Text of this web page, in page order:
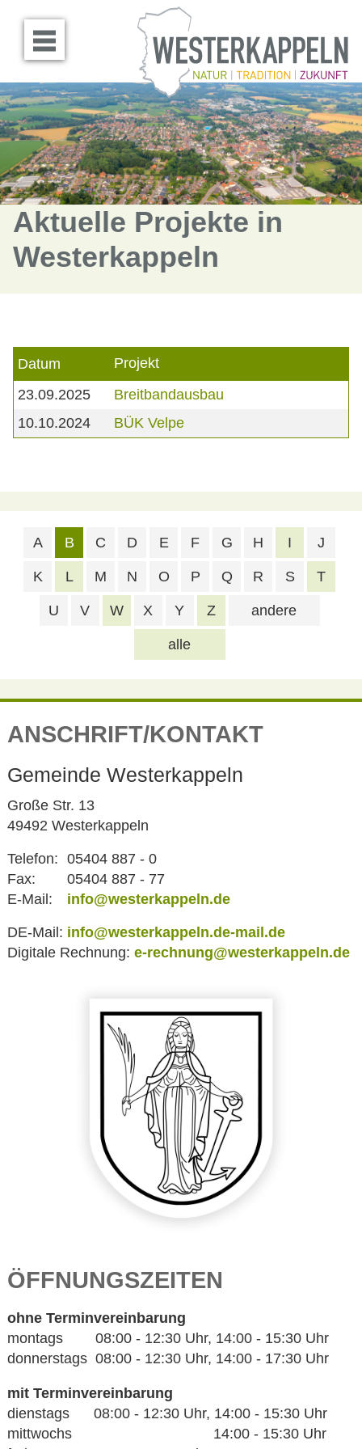
Menü öffnen
Aktuelle Projekte in
Westerkappeln
Datum
Projekt
23.09.2025
Breitbandausbau
10.10.2024
BÜK Velpe
alle
A B C D E F G H I J
K L M N O P Q R S T
U V W X Y Z andere
ANSCHRIFT/KONTAKT
Gemeinde Westerkappeln
Große Str. 13
49492 Westerkappeln
Telefon: 05404 887 - 0
Fax:
05404 887 - 77
E-Mail:
info@westerkappeln.de
DE-Mail: info@westerkappeln.de-mail.de
Digitale Rechnung: e-rechnung@westerkappeln.de
ÖFFNUNGSZEITEN
ohne Terminvereinbarung
montags 08:00 - 12:30 Uhr, 14:00 - 15:30 Uhr
donnerstags 08:00 - 12:30 Uhr, 14:00 - 17:30 Uhr
mit Terminvereinbarung
dienstags 08:00 - 12:30 Uhr, 14:00 - 15:30 Uhr
mittwochs 14:00 - 15:30 Uhr